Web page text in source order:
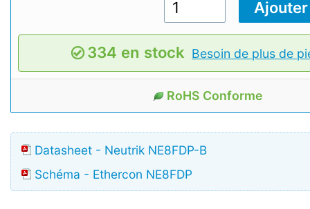
334 en stock Besoin de plus de
RoHS Conforme
Datasheet - Neutrik NE8FDP-B
Schéma - Ethercon NE8FDP